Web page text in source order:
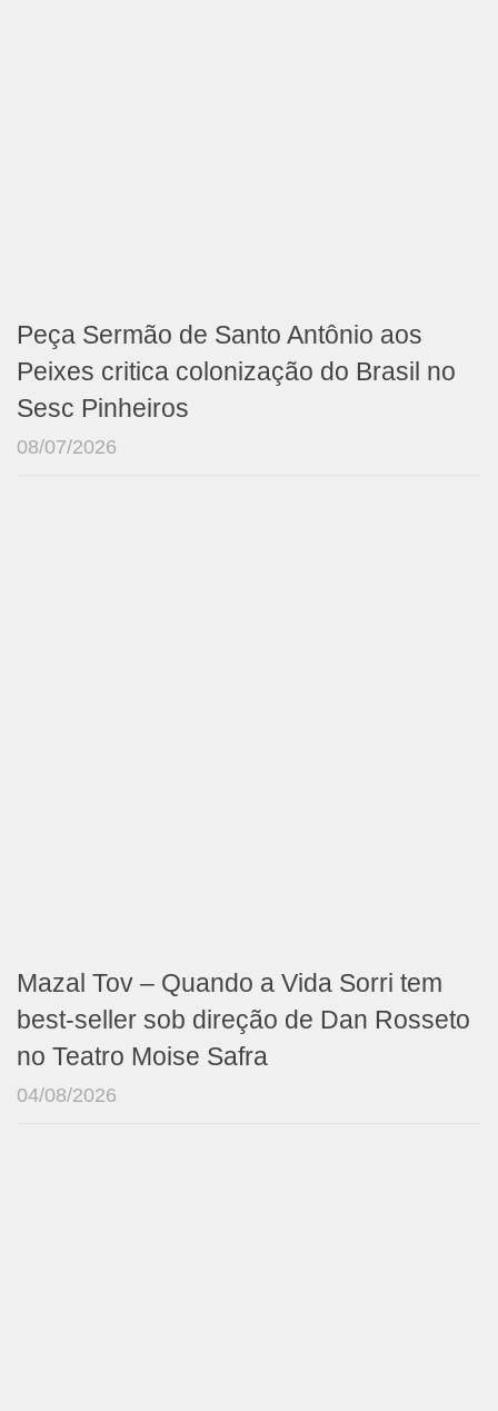
Peça Sermão de Santo Antônio aos
Peixes critica colonização do Brasil no
Sesc Pinheiros
08/07/2026
Mazal Tov – Quando a Vida Sorri tem
best-seller sob direção de Dan Rosseto
no Teatro Moise Safra
04/08/2026